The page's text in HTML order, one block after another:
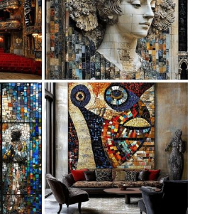
要，它通过金色光源的细微渲染，
辉煌之感。 应用场景 1. 科
概念设计，尤其是在表现未来城
古老的外星文明等场景时，能够带
来技术的展览，结合数字艺术与虚
的品牌与商品包